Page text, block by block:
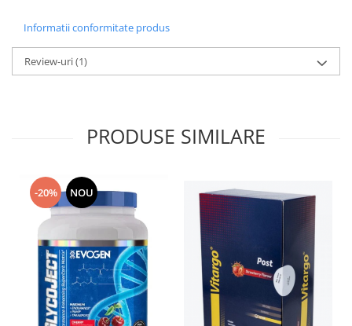
Informatii conformitate produs
Review-uri(1)
PRODUSE SIMILARE
-20% NOU